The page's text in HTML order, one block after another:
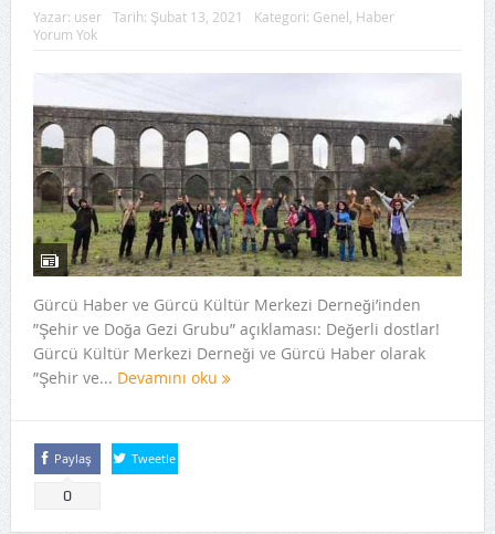
Yazar: user Tarih: Şubat 13, 2021 Kategori: Genel Haber
Yorum Yok
Gürcü Haber ve Gürcü Kültür Merkezi Derneği’inden
”Şehir ve Doğa Gezi Grubu” açıklaması: Değerli dostlar!
Gürcü Kültür Merkezi Derneği ve Gürcü Haber olarak
”Şehir ve... Devamını oku
Paylaş
0
Tweetle